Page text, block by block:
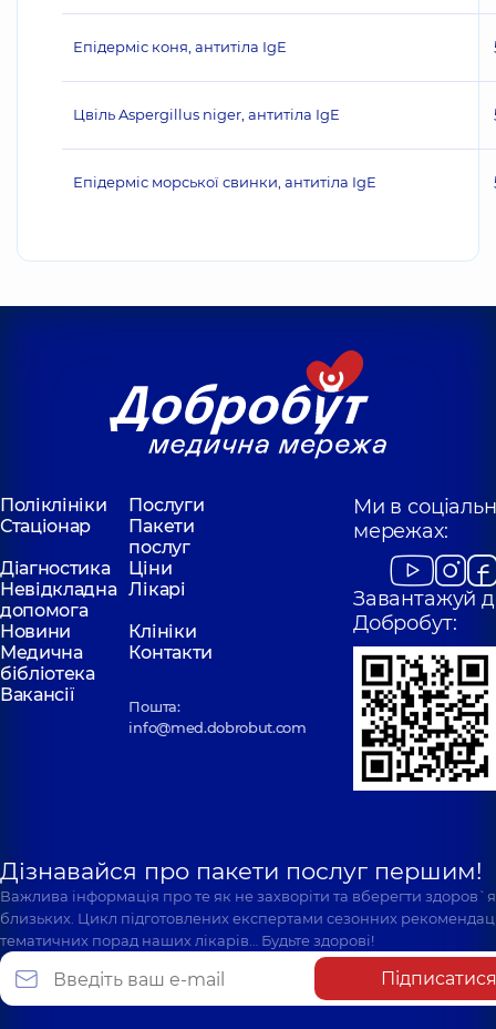
Епідерміс коня, антитіла IgE
Цвіль Aspergillus niger, антитіла IgE
Епідерміс морської свинки, антитіла IgE
Поліклініки
Послуги
Стаціонар
Пакети
послуг
Діагностика
Ціни
Невідкладна
допомога
Лікарі
Новини
Клініки
Медична
бібліотека
Контакти
Вакансії
Пошта:
info@med.dobrobut.com
Ми в
мережах:
Завантажуй
Добробут:
Дізнавайся про пакети послуг першим!
Важлива інформація про те як не захворіти та вберегти
близьких. Цикл підготовлених експертами сезонних
тематичних порад наших лікарів… Будьте здорові!
Підписатися